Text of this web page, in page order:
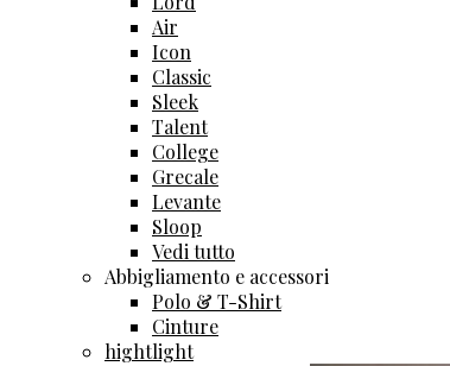
Air
Icon
Classic
Sleek
Talent
College
Grecale
Levante
Sloop
Vedi tutto
Abbigliamento e accessori
Polo & T-Shirt
Cinture
hightlight